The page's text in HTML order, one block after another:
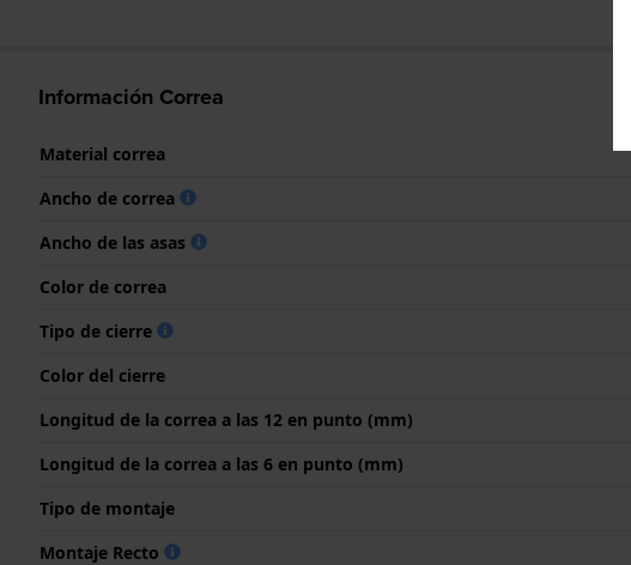
Información Correa
Material correa
Ancho de correa
Ancho de las asas
Color de correa
Tipo de cierre
Color del cierre
Longitud de la correa a las 12 en punto (mm)
Longitud de la correa a las 6 en punto (mm)
Tipo de montaje
Montaje Recto